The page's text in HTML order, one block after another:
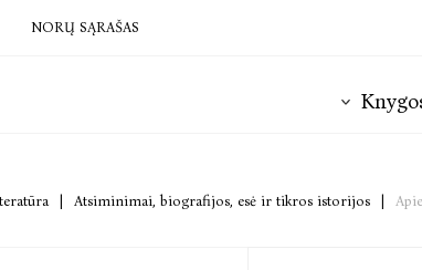
NORŲ SĄRAŠAS
Atsiminimai, biografijos, esė ir tikros istorijos